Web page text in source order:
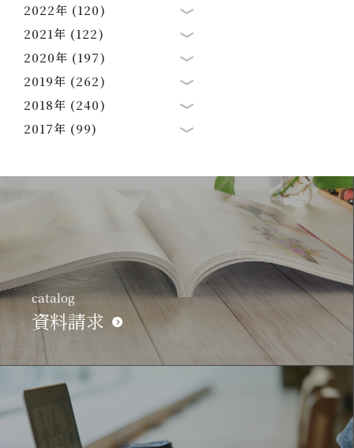
2022年 (120)
2021年 (122)
2020年 (197)
2019年 (262)
2018年 (240)
2017年 (99)
catalog
資料請求